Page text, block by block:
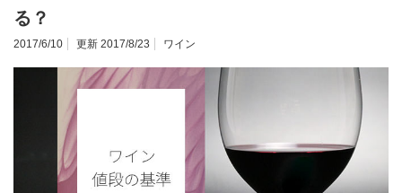
る？
2017/6/10 更新 2017/8/23 ワイン